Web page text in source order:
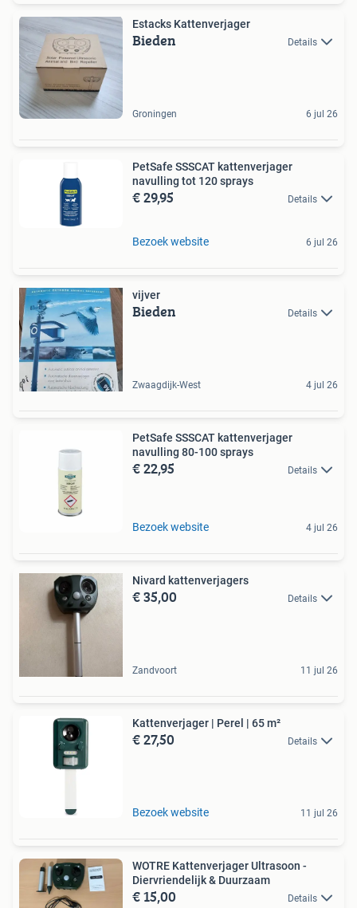
Estacks Kattenverjager
Bieden Details
Groningen 6 jul 26
PetSafe SSSCAT kattenverjager
navulling tot 120 sprays
€ 29,95 Details
Bezoek website 6 jul 26
vijver
Bieden Details
Zwaagdijk-West 4 jul 26
PetSafe SSSCAT kattenverjager
navulling 80-100 sprays
€ 22,95 Details
Bezoek website 4 jul 26
Nivard kattenverjagers
€ 35,00 Details
Zandvoort 11 jul 26
Kattenverjager | Perel | 65 m²
€ 27,50 Details
Bezoek website 11 jul 26
WOTRE Kattenverjager Ultrasoon -
Diervriendelijk & Duurzaam
€ 15,00 Details